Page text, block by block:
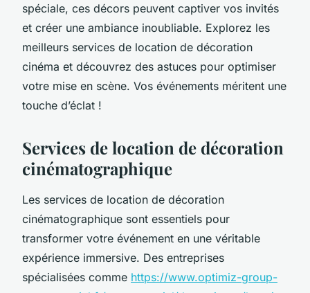
spéciale, ces décors peuvent captiver vos invités
et créer une ambiance inoubliable. Explorez les
meilleurs services de location de décoration
cinéma et découvrez des astuces pour optimiser
votre mise en scène. Vos événements méritent une
touche d’éclat !
Services de location de décoration
cinématographique
Les services de location de décoration
cinématographique sont essentiels pour
transformer votre événement en une véritable
expérience immersive. Des entreprises
spécialisées comme https://www.optimiz-group-